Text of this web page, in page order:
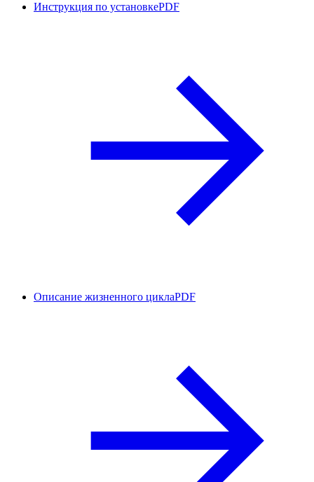
Инструкция по установкеPDF
Описание жизненного циклаPDF